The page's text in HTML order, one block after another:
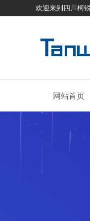
欢迎来到四川柯
网站首页